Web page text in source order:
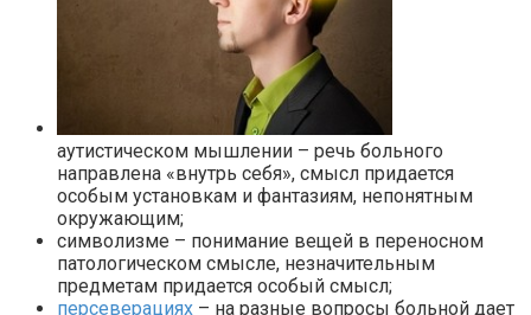
аутистическом мышлении – речь больного
направлена «внутрь себя», смысл придается
особым установкам и фантазиям, непонятным
окружающим;
символизме – понимание вещей в переносном
патологическом смысле, незначительным
предметам придается особый смысл;
персеверациях – на разные вопросы больной дает